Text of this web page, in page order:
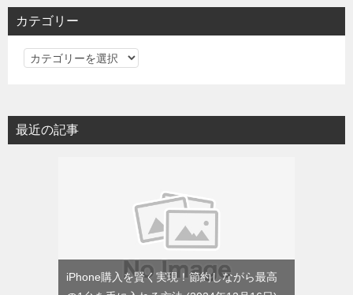
カテゴリー
カ
リ
ー
最近の記事
iPhone購入を賢く実現！節約しながら最高